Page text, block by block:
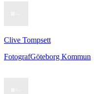
Clive Tompsett
FotografGöteborg Kommun